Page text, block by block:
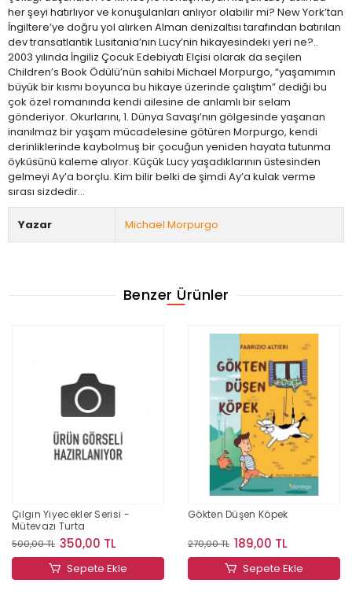
her şeyi hatırlıyor ve konuşulanları anlıyor olabilir mi? New York’tan
İngiltere’ye doğru yol alırken Alman denizaltısı tarafından batırılan
dev transatlantik Lusitania’nın Lucy’nin hikayesindeki yeri ne?..
2003 yılında İngiliz Çocuk Edebiyatı Elçisi olarak da seçilen
Children’s Book Ödülü’nün sahibi Michael Morpurgo, “yaşamımın
büyük bir kısmı boyunca bu hikaye üzerinde çalıştım” dediği bu
çok özel romanında kendi ailesine de anlamlı bir selam
gönderiyor. Okurlarını, 1. Dünya Savaşı’nın gölgesinde yaşanan
inanılmaz bir yaşam mücadelesine götüren Morpurgo, kendi
derinliklerinde kaybolmuş bir çocuğun yeniden hayata tutunma
öyküsünü kaleme alıyor. Küçük Lucy yaşadıklarının üstesinden
gelmeyi Ay’a borçlu. Kim bilir belki de şimdi Ay’a kulak verme
sırası sizdedir…
Yazar Michael Morpurgo
Benzer Ürünler
Çılgın Yiyecekler Serisi -
Mütevazı Turta
500,00 TL 350,00 TL
Sepete Ekle
Gökten Düşen Köpek
270,00 TL 189,00 TL
Sepete Ekle